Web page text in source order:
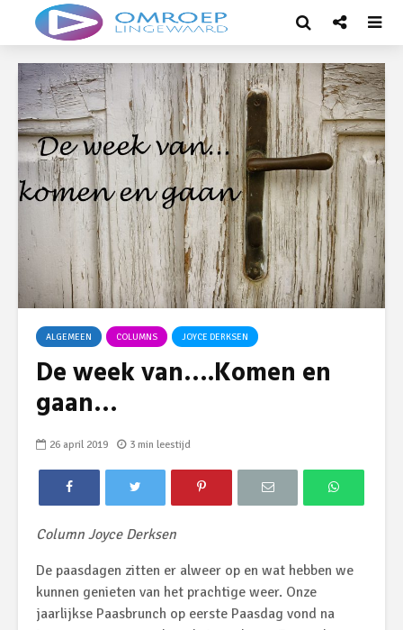
ALGEMEEN COLUMNS JOYCE DERKSEN
De week van….Komen en
gaan…
26 april 2019 3 min leestijd
Column Joyce Derksen
De paasdagen zitten er alweer op en wat hebben we
kunnen genieten van het prachtige weer. Onze
jaarlijkse Paasbrunch op eerste Paasdag vond na